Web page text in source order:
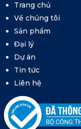
Trang chủ
Về chúng tôi
Sản phẩm
Đại lý
Dự án
Tin tức
Liên hệ